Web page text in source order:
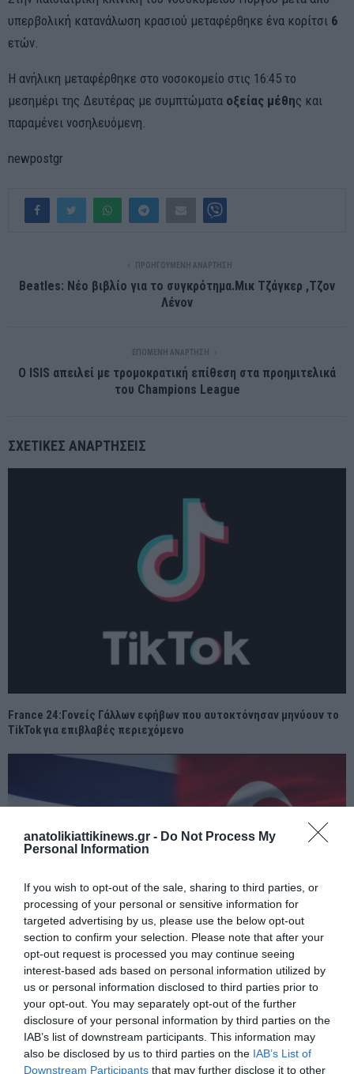
anatolikiattikinews.gr - Do Not Process My
Personal Information
If you wish to opt-out of the sale, sharing to third parties, or
processing of your personal or sensitive information for
targeted advertising by us, please use the below opt-out
section to confirm your selection. Please note that after your
opt-out request is processed you may continue seeing
interest-based ads based on personal information utilized by
us or personal information disclosed to third parties prior to
your opt-out. You may separately opt-out of the further
disclosure of your personal information by third parties on the
IAB’s list of downstream participants. This information may
also be disclosed by us to third parties on the IAB’s List of
Downstream Participants that may further disclose it to other
υπερβολική κατανάλωση κρασιού μεταφέρθηκε ένα κορίτσι 6
ετών.
Η ανήλικη μεταφέρθηκε στο νοσοκομείο στις 16:45 το
μεσημέρι της Δευτέρας με συμπτώματα οξείας μέθης και
παραμένει νοσηλευόμενη.
newpostgr
ΠΡΟΗΓΟΎΜΕΝΗ ΑΝΆΡΤΗΣΗ
Beatles: Νέο βιβλίο για το συγκρότημα.Μικ Τζάγκερ ,Τζον
Λένον
ΕΠΌΜΕΝΗ ΑΝΆΡΤΗΣΗ
Ο ISIS απειλεί με τρομοκρατική επίθεση στα προημιτελικά
του Champions League
ΣΧΕΤΙΚΈΣ ΑΝΑΡΤΉΣΕΙΣ
France 24:Γονείς Γάλλων εφήβων που αυτοκτόνησαν μηνύουν το
TikTok για επιβλαβές περιεχόμενο
ΕΡΝΤΟΓΑΝ: ΟΙ ΙΣΡΑΗΛΙΝΕΣ ΕΠΙΧΕΙΡΗΣΕΙΣ ΣΕ ΣΥΡΙΑ ΚΑΙ ΛΙΒΑΝΟ
ΑΠΟΤΕΛΟΥΝ ΑΠΕΙΛΗ ΓΙΑ ΤΑ ΣΤΡΑΤΗΓΙΚΑ ΣΥΜΦΕΡΟΝΤΑ ΤΗΣ
ΤΟΥΡΚΙΑΣ